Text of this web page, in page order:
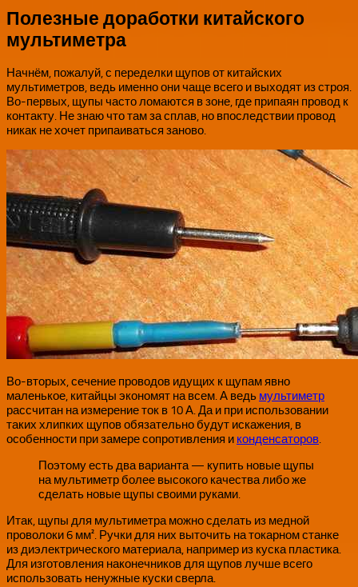
Полезные доработки китайского
мультиметра
Начнём, пожалуй, с переделки щупов от китайских
мультиметров, ведь именно они чаще всего и выходят из строя.
Во-первых, щупы часто ломаются в зоне, где припаян провод к
контакту. Не знаю что там за сплав, но впоследствии провод
никак не хочет припаиваться заново.
Во-вторых, сечение проводов идущих к щупам явно
маленькое, китайцы экономят на всем. А ведь мультиметр
рассчитан на измерение ток в 10 А. Да и при использовании
таких хлипких щупов обязательно будут искажения, в
особенности при замере сопротивления и конденсаторов.
Поэтому есть два варианта — купить новые щупы
на мультиметр более высокого качества либо же
сделать новые щупы своими руками.
Итак, щупы для мультиметра можно сделать из медной
проволоки 6 мм². Ручки для них выточить на токарном станке
из диэлектрического материала, например из куска пластика.
Для изготовления наконечников для щупов лучше всего
использовать ненужные куски сверла.